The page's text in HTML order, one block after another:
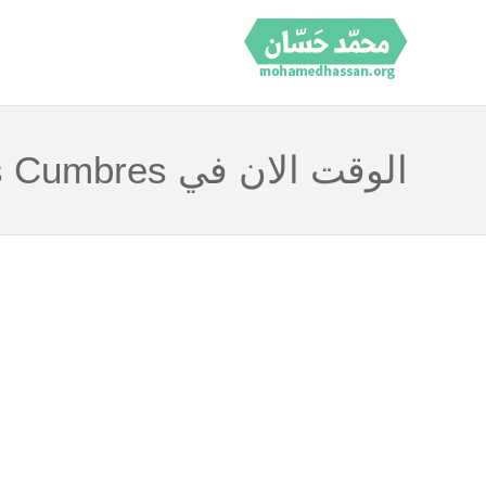
الوقت الان في Las Cumbres بناما